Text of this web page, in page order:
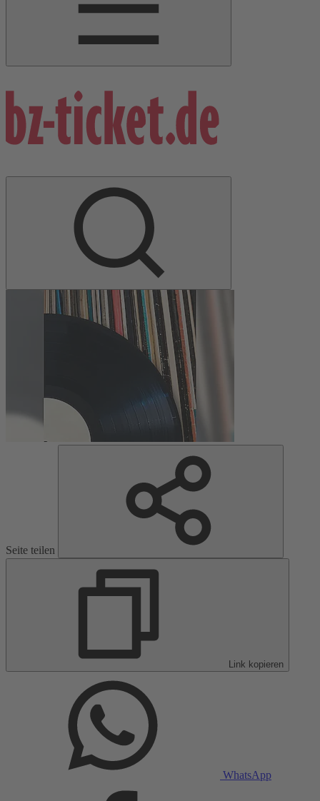
Seite teilen
Link kopieren
WhatsApp